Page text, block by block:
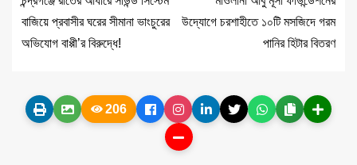
বাজিয়ে প্রবাসীর ঘরের সীমানা ভাংচুরের
অভিযোগ বাপ্পী’র বিরুদ্ধে!
উদ্যোগে চরশাহীতে ১০টি মসজিদে গরম
পানির হিটার বিতরণ
206